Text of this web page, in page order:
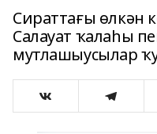
Сираттағы өлкән
Салауат ҡалаһы
мутлашыусылар